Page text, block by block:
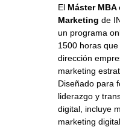
El Máster MBA
Marketing de
un programa
1500 horas
dirección
marketing
Diseñado para
liderazgo y
digital, incluye
marketing